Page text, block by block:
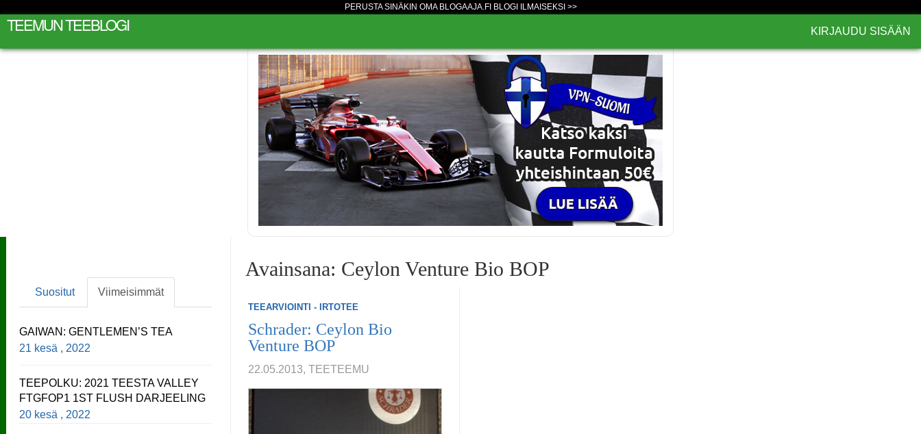
PERUSTA SINÄKIN OMA BLOGAAJA.FI BLOGI ILMAISEKSI >>
TEEMUN TEEBLOGI KIRJAUDU SISÄÄN
Avainsana: Ceylon Venture Bio BOP
TEEARVIOINTI - IRTOTEE
Schrader: Ceylon Bio
Venture BOP
22.05.2013, TEETEEMU
Suositut Viimeisimmät
GAIWAN: GENTLEMEN’S TEA
21 kesä , 2022
TEEPOLKU: 2021 TEESTA VALLEY
FTGFOP1 1ST FLUSH DARJEELING
20 kesä , 2022